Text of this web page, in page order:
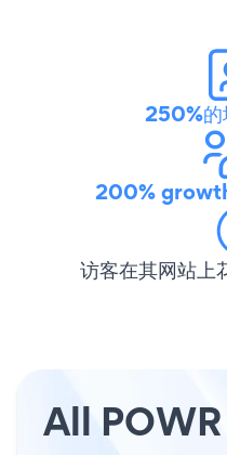
250%的
200%
访客在其网站上
All